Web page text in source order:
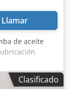
Llamar
de aceite
de aceite para
bomba de
BEKA
Clasificado